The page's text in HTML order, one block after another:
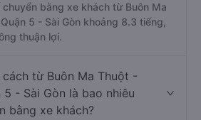
bằng xe khách từ Buôn Ma
5 - Sài Gòn khoảng 8.3 tiếng,
thuận lợi.
cách từ Buôn Ma Thuột -
- Sài Gòn là bao nhiêu
bằng xe khách?